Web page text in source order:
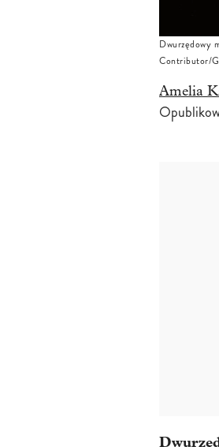
Dwurzędowy
Contributor/
Amelia